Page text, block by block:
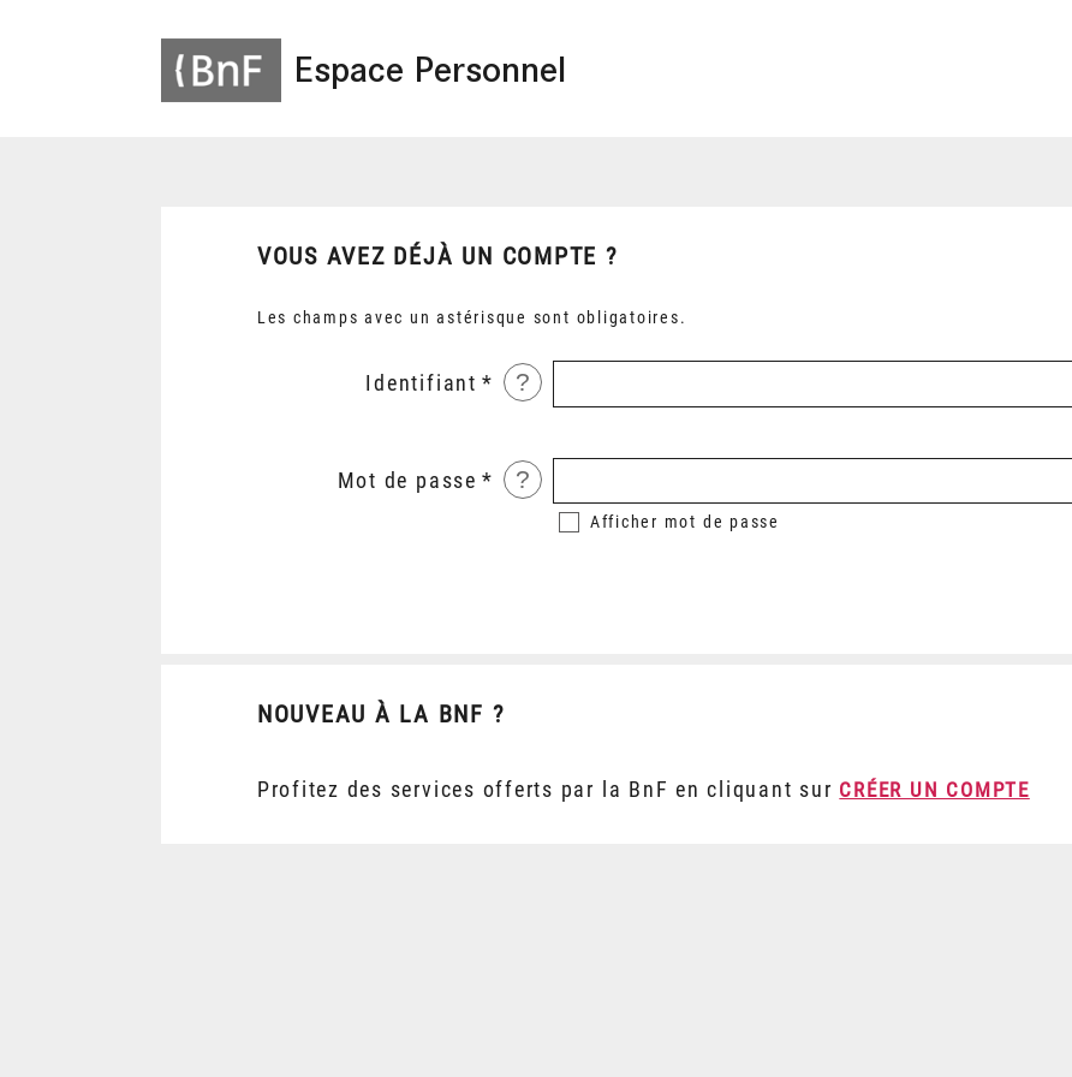
Espace Personnel
VOUS AVEZ DÉJÀ UN COMPTE ?
Les champs avec un astérisque sont obligatoires.
Identifiant ?
Mot de passe ?
Afficher mot de passe
NOUVEAU À LA BNF ?
Profitez des services offerts par la BnF en cliquant sur CRÉER UN COMPTE